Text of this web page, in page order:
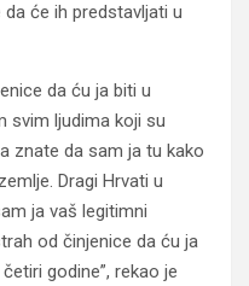
će ih predstavljati u
da ću ja biti u
svim ljudima koji su
znate da sam ja tu kako
Dragi Hrvati u
ja vaš legitimni
od činjenice da ću ja
godine”, rekao je